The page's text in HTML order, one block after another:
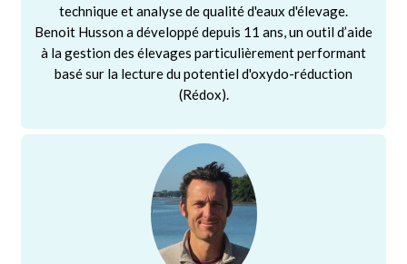
technique et analyse de qualité d'eaux d'élevage.
Benoit Husson a développé depuis 11 ans, un outil d’aide
à la gestion des élevages particulièrement performant
basé sur la lecture du potentiel d'oxydo-réduction
(Rédox).